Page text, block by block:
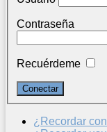
Contraseña
Recuérdeme
¿Recordar